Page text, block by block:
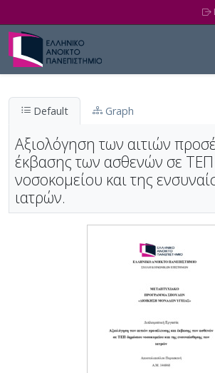
Default Graph
Αξιολόγηση των αιτιών
έκβασης των ασθενών σε
νοσοκομείου και της
ιατρών.